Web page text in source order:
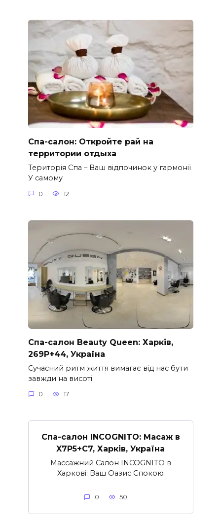
Спа-салон: Откройте рай на
территории отдыха
Територія Спа – Ваш відпочинок у гармонії
У самому
0 12
Спа-салон Beauty Queen: Харків,
269P+44, Україна
Сучасний ритм життя вимагає від нас бути
завжди на висоті.
0 17
Спа-салон INCOGNITO: Масаж в
X7P5+C7, Харків, Україна
Массажний Салон INCOGNITO в
Харкові: Ваш Оазис Спокою
0 50